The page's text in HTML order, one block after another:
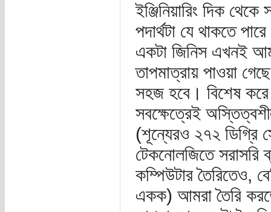
ইঞ্জিনিয়ারিং দিক
পদার্থটা যে থাকতে
একটা জিনিস এখনই
তাপমাত্রায় পাওয়া
সহজ হবে। বিশেষ করে
সবক্ষেত্রেই
(শূন্যেরও ২৭২ ডিগ্রি
টেকনোলজিতে সরাসরি
কম্পিউটার তৈরিতেও,
একক) আমরা তৈরি